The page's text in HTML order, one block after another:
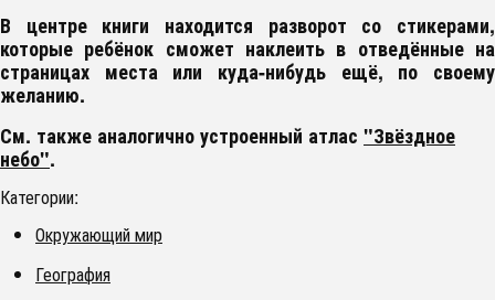
В центре книги находится разворот со стикерами,
которые ребёнок сможет наклеить в отведённые на
страницах места или куда-нибудь ещё, по своему
желанию.
См. также аналогично устроенный атлас "Звёздное
небо".
Категории:
Окружающий мир
География